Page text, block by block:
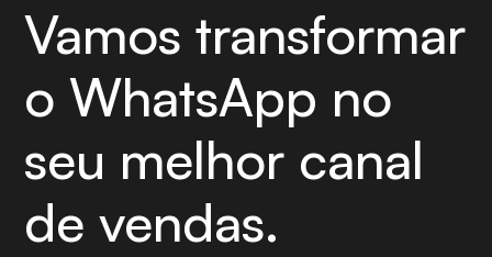
Vamos transformar
o WhatsApp no
seu melhor canal
de vendas.